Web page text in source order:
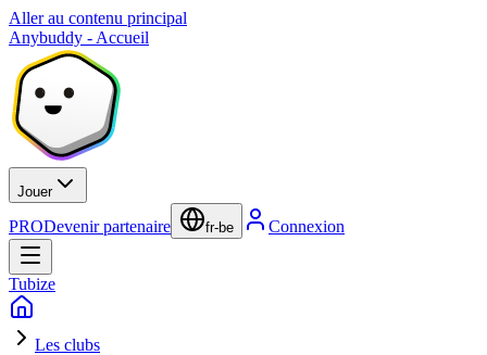
Aller au contenu principal
Anybuddy - Accueil
Jouer
PRODevenir partenaire fr-be Connexion
Tubize
Les clubs